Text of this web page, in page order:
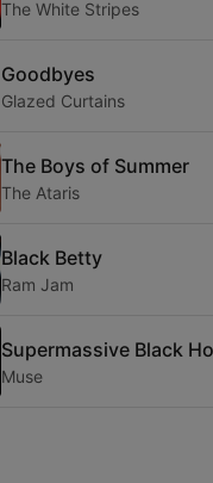
The White Stripes
Goodbyes
Glazed Curtains
The Boys of Summer
The Ataris
Black Betty
Ram Jam
Supermassive Black
Muse